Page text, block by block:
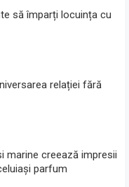
să împarți locuința cu
relației fără
marine creează impresii
parfum